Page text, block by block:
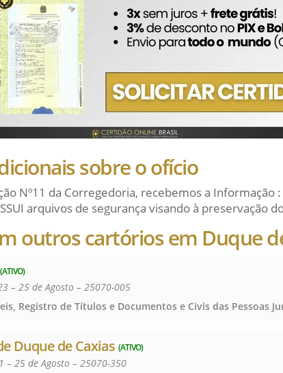
sobre o ofício
Nº11 da Corregedoria, recebemos a Informação
arquivos de segurança visando à preservação
outros cartórios em Duque
(ATIVO)
– 25 de Agosto – 25070-005
Duque de Caxias (ATIVO)
– 25 de Agosto – 25070-350